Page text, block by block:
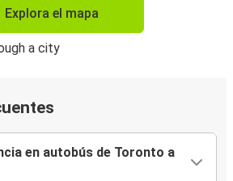
Explora el mapa
en autobús de Toronto a